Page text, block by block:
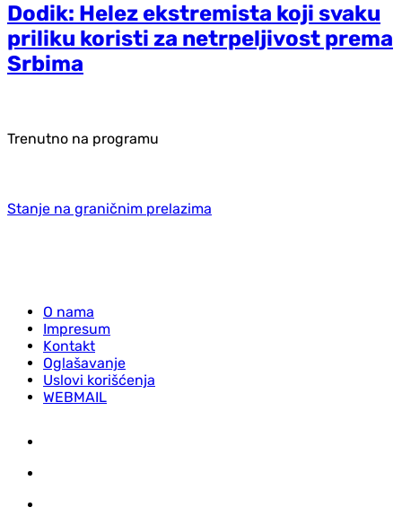
Dodik: Helez ekstremista koji svaku
priliku koristi za netrpeljivost prema
Srbima
Trenutno na programu
Stanje na graničnim prelazima
O nama
Impresum
Kontakt
Oglašavanje
Uslovi korišćenja
WEBMAIL